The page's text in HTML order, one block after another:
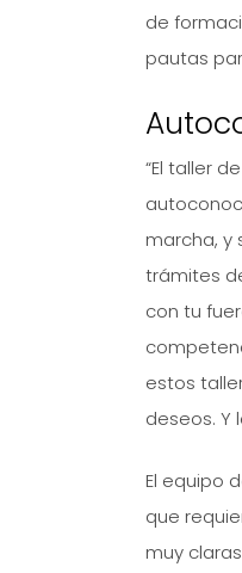
de
pautas
“El taller
marcha, y
trámites
con tu
estos
deseos. Y
El equipo
que
muy